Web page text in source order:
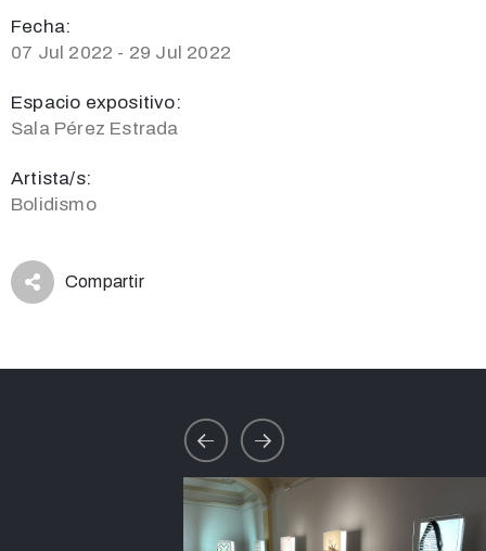
Fecha:
07 Jul 2022 - 29 Jul 2022
Espacio expositivo:
Sala Pérez Estrada
Artista/s:
Bolidismo
Compartir